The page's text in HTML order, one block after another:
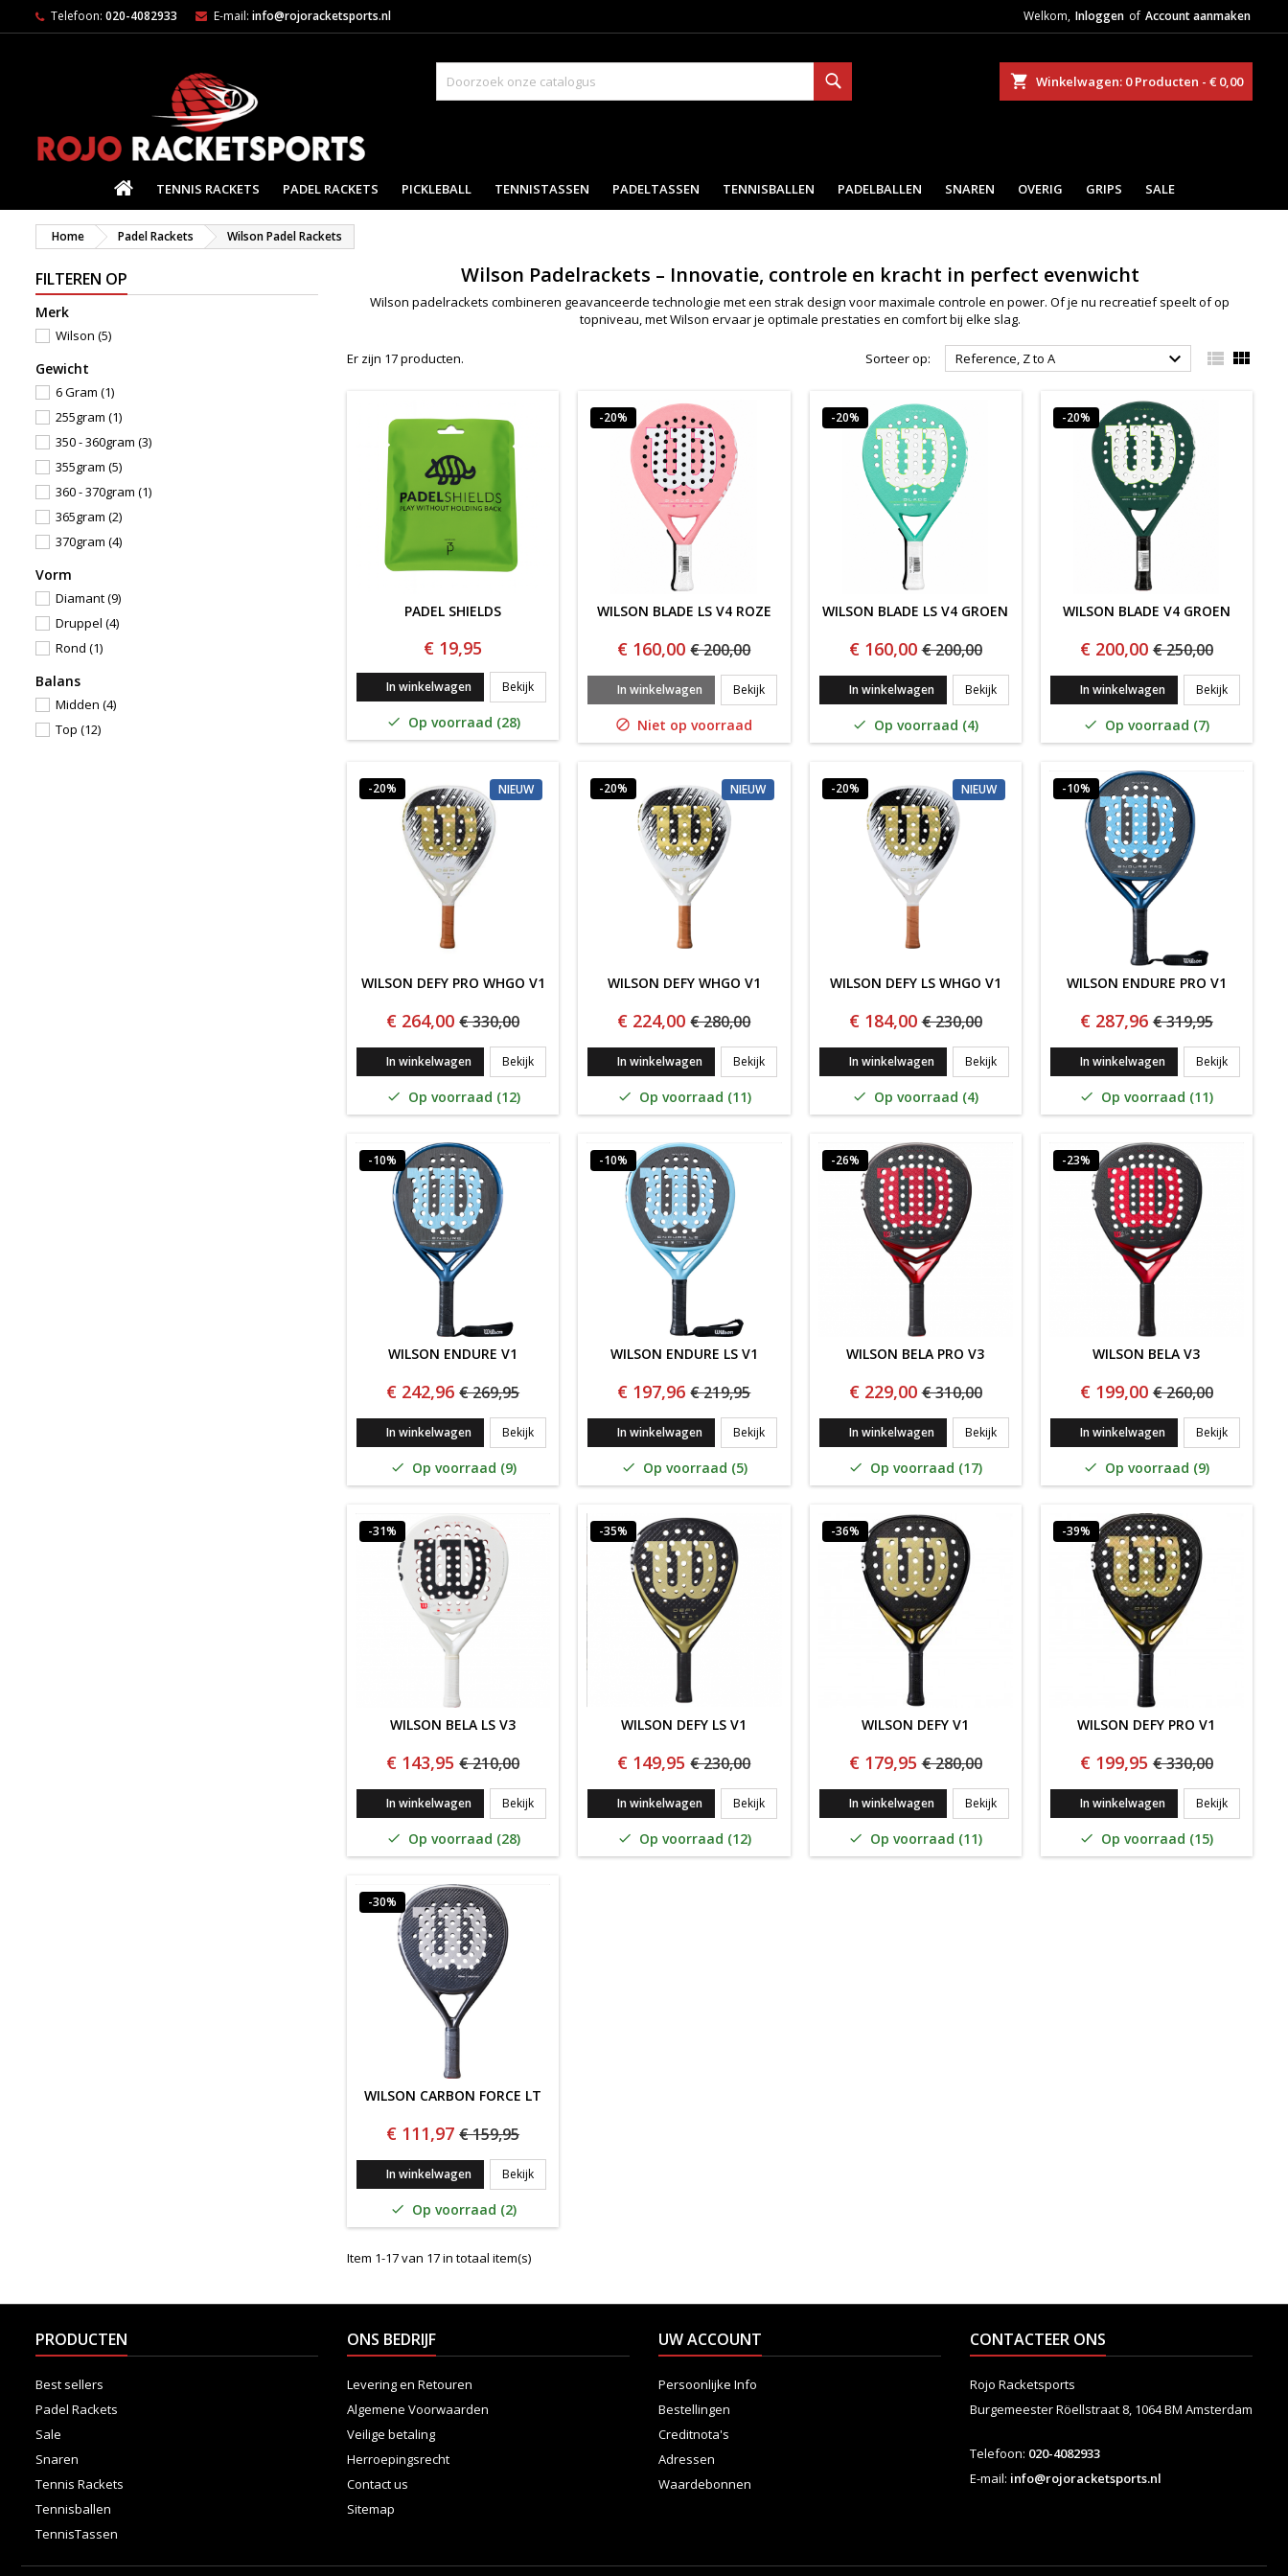
Telefoon: 020-4082933 E-mail: info@rojoracketsports.nl Welkom, Inloggen of Account aanmaken
Winkelwagen 0 Producten - € 0,00
HOMETENNIS RACKETS PADEL RACKETS PICKLEBALL TENNISTASSEN PADELTASSEN TENNISBALLEN PADELBALLEN SNAREN OVERIG GRIPS SALE
Home Padel Rackets Wilson Padel Rackets
FILTEREN OP
Merk
Wilson (5)
Gewicht
6 Gram (1)
255gram (1)
350 - 360gram (3)
355gram (5)
360 - 370gram (1)
365gram (2)
370gram (4)
Vorm
Diamant(9)
Druppel (4)
Rond (1)
Balans
Midden (4)
Top (12)
Wilson Padelrackets – Innovatie, controle en kracht in perfect evenwicht
Wilson padelrackets combineren geavanceerde technologie met een strak design voor maximale controle en power. Of je nu recreatief speelt of op
topniveau, met Wilson ervaar je optimale prestaties en comfort bij elke slag.
Er zijn 17 producten. Sorteer op: Reference, Z to A   
PADEL SHIELDS
€ 19,95
In winkelwagen BekijkPADEL SHIELDS
 Op voorraad (28)
-20%
WILSON BLADE LS V4 ROZE
€ 160,00 € 200,00
In winkelwagen BekijkWILSON BLADE LS V4 ROZE
 Niet op voorraad
-20%
WILSON BLADE LS V4 GROEN
€ 160,00 € 200,00
In winkelwagen BekijkWILSON BLADE LS V4 GROEN
 Op voorraad (4)
-20%
WILSON BLADE V4 GROEN
€ 200,00 € 250,00
In winkelwagen BekijkWILSON
 Op voorraad (7)
-20% NIEUW
WILSON DEFY PRO WHGO V1
€ 264,00 € 330,00
In winkelwagen BekijkWilson Defy Pro WHGO V1
 Op voorraad (12)
-20% NIEUW
WILSON DEFY WHGO V1
€ 224,00 € 280,00
In winkelwagen BekijkWilson Defy WHGO V1
 Op voorraad (11)
-20% NIEUW
WILSON DEFY LS WHGO V1
€ 184,00 € 230,00
In winkelwagen BekijkWilson Defy LS WHGO V1
 Op voorraad (4)
-10%
WILSON ENDURE PRO V1
€ 287,96 € 319,95
In winkelwagen BekijkWILSON
 Op voorraad (11)
-10%
WILSON ENDURE V1
€ 242,96 € 269,95
In winkelwagen BekijkWILSON ENDURE V1
 Op voorraad (9)
-10%
WILSON ENDURE LS V1
€ 197,96 € 219,95
In winkelwagen BekijkWILSON ENDURE LS V1
 Op voorraad (5)
-26%
WILSON BELA PRO V3
€ 229,00 € 310,00
In winkelwagen BekijkWILSON BELA PRO V3
 Op voorraad (17)
-23%
WILSON BELA V3
€ 199,00 € 260,00
In winkelwagen BekijkWILSON
 Op voorraad (9)
-31%
WILSON BELA LS V3
€ 143,95 € 210,00
In winkelwagen BekijkWILSON BELA LS V3
 Op voorraad (28)
-35%
WILSON DEFY LS V1
€ 149,95 € 230,00
In winkelwagen BekijkWilson Defy LS V1
 Op voorraad (12)
-36%
WILSON DEFY V1
€ 179,95 € 280,00
In winkelwagen BekijkWilson Defy V1
 Op voorraad (11)
-39%
WILSON DEFY PRO V1
€ 199,95 € 330,00
In winkelwagen BekijkWilson
 Op voorraad (15)
-30%
WILSON CARBON FORCE LT
€ 111,97 € 159,95
In winkelwagen BekijkWilson Carbon Force LT
 Op voorraad (2)
Item 1-17 van 17 in totaal item(s)
PRODUCTEN
Best sellers
Padel Rackets
Sale
Snaren
Tennis Rackets
Tennisballen
TennisTassen
ONS BEDRIJF
Levering en Retouren
Algemene Voorwaarden
Veilige betaling
Herroepingsrecht
Contact us
Sitemap
UW ACCOUNT
Persoonlijke Info
Bestellingen
Creditnota's
Adressen
Waardebonnen
CONTACTEER ONS
Rojo Racketsports
Burgemeester Röellstraat 8, 1064 BM Amsterdam
Telefoon: 020-4082933
E-mail: info@rojoracketsports.nl